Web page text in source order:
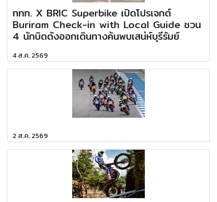
ททท. X BRIC Superbike เปิดโปรเจกต์
Buriram Check-in with Local Guide ชวน
4 นักบิดดังออกเดินทางค้นพบเสน่ห์บุรีรัมย์
4 ส.ค. 2569
2 ส.ค. 2569